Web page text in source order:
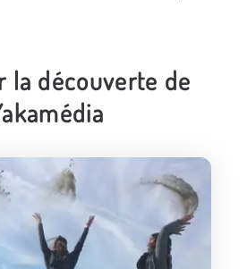
la découverte de